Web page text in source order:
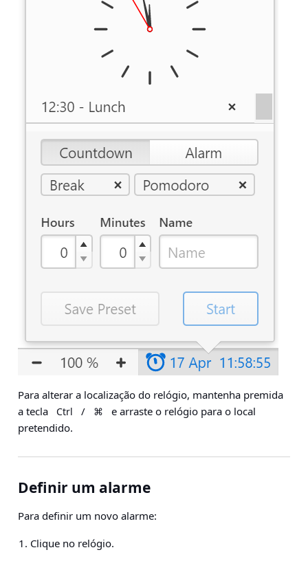
Para alterar a localização do relógio, mantenha premida
a tecla
Ctrl / ⌘
e arraste o relógio para o local
pretendido.
Definir um alarme
Para definir um novo alarme:
Clique no relógio.